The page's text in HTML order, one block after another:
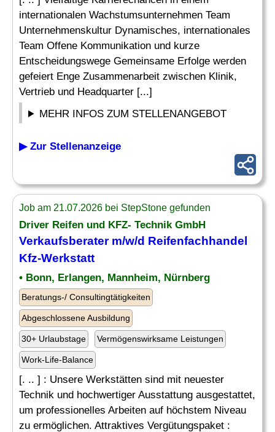
internationalen Wachstumsunternehmen Team
Unternehmenskultur Dynamisches, internationales
Team Offene Kommunikation und kurze
Entscheidungswege Gemeinsame Erfolge werden
gefeiert Enge Zusammenarbeit zwischen Klinik,
Vertrieb und Headquarter [...]
MEHR INFOS ZUM STELLENANGEBOT
▶ Zur Stellenanzeige
Job am 21.07.2026 bei StepStone gefunden
Driver Reifen und KFZ- Technik GmbH
Verkaufsberater m/w/d Reifenfachhandel
Kfz-Werkstatt
• Bonn, Erlangen, Mannheim, Nürnberg
Beratungs-/ Consultingtätigkeiten
Abgeschlossene Ausbildung
30+ Urlaubstage Vermögenswirksame Leistungen
Work-Life-Balance
[. .. ] : Unsere Werkstätten sind mit neuester
Technik und hochwertiger Ausstattung ausgestattet,
um professionelles Arbeiten auf höchstem Niveau
zu ermöglichen. Attraktives Vergütungspaket :